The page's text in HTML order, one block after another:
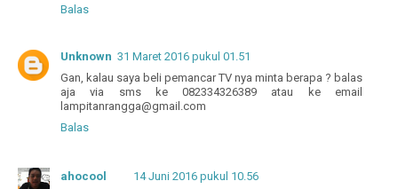
Balas
Unknown 31 Maret 2016 pukul 01.51
Gan, kalau saya beli pemancar TV nya minta berapa ? balas
aja via sms ke 082334326389 atau ke email
lampitanrangga@gmail.com
Balas
ahocool
14 Juni 2016 pukul 10.56